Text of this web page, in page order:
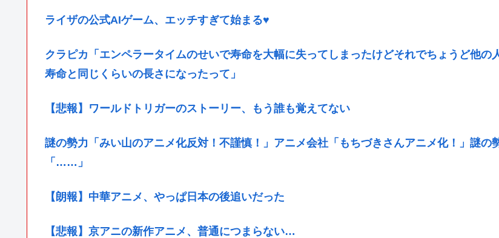
ライザの公式AIゲーム、エッチすぎて始まる♥
クラピカ「エンペラータイムのせいで寿命を大幅に失ってしまったけどそれでちょうど他の
寿命と同じくらいの長さになったって」
【悲報】ワールドトリガーのストーリー、もう誰も覚えてない
謎の勢力「みい山のアニメ化反対！不謹慎！」アニメ会社「もちづきさんアニメ化！」謎の
「……」
【朗報】中華アニメ、やっぱ日本の後追いだった
【悲報】京アニの新作アニメ、普通につまらない…